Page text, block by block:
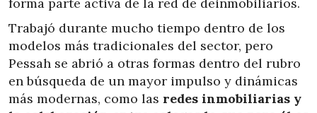
Trabajó durante mucho tiempo dentro de los
modelos más tradicionales del sector, pero
Pessah se abrió a otras formas dentro del rubro
en búsqueda de un mayor impulso y dinámicas
más modernas, como las redes inmobiliarias y